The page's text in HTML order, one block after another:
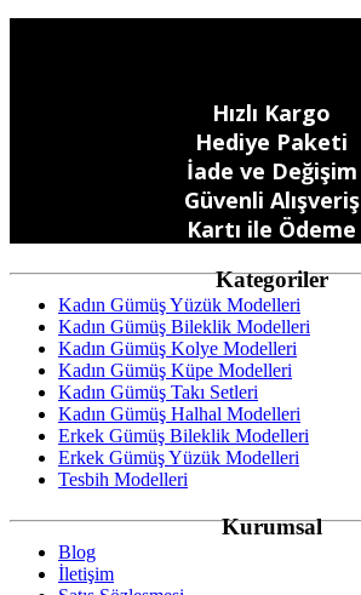
Hızlı Kargo
Hediye Paketi
İade ve Değişim
Güvenli Alışveriş
Kartı ile Ödeme
Kategoriler
Kadın Gümüş Yüzük Modelleri
Kadın Gümüş Bileklik Modelleri
Kadın Gümüş Kolye Modelleri
Kadın Gümüş Küpe Modelleri
Kadın Gümüş Takı Setleri
Kadın Gümüş Halhal Modelleri
Erkek Gümüş Bileklik Modelleri
Erkek Gümüş Yüzük Modelleri
Tesbih Modelleri
Kurumsal
Blog
İletişim